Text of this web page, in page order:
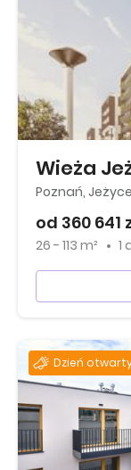
Wieża
Poznań, Jeżyce
od 360 641
26 - 113 m² 1
Dzień